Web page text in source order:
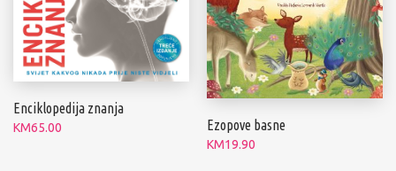
Enciklopedija znanja
KM65.00 Ezopove basne
KM19.90